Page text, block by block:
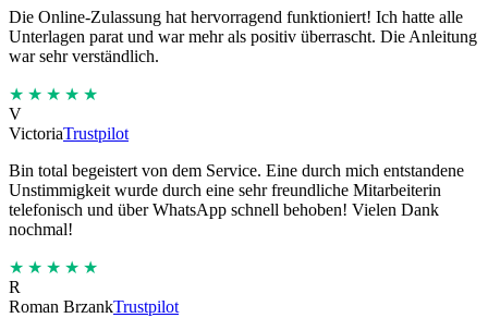
Die Online-Zulassung hat hervorragend funktioniert! Ich hatte alle
Unterlagen parat und war mehr als positiv überrascht. Die Anleitung
war sehr verständlich.
★★★★★
V
VictoriaTrustpilot
Bin total begeistert von dem Service. Eine durch mich entstandene
Unstimmigkeit wurde durch eine sehr freundliche Mitarbeiterin
telefonisch und über WhatsApp schnell behoben! Vielen Dank
nochmal!
★★★★★
R
Roman BrzankTrustpilot